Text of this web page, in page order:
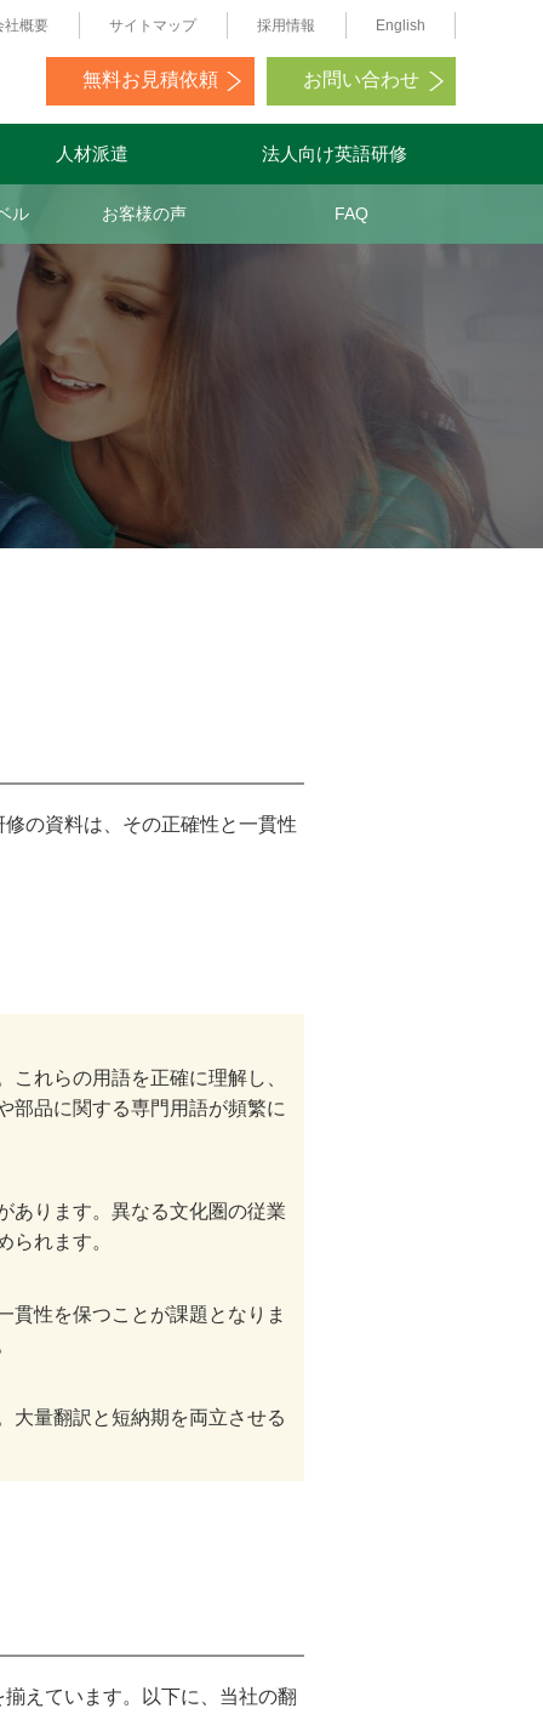
社概要 サイトマップ 採用情報 English
無料お見積依頼 お問い合わせ
ル お客様の声 FAQ
人材派遣 法人向け英語研修
の資料は、その正確性と一貫性
れらの用語を正確に理解し、
部品に関する専門用語が頻繁に
あります。異なる文化圏の従業
られます。
貫性を保つことが課題となりま
大量翻訳と短納期を両立させる
えています。以下に、当社の翻